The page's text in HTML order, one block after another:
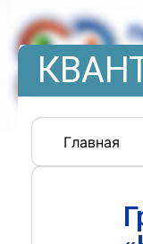
Главная